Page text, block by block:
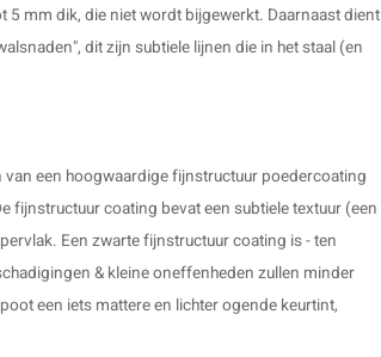
mm dik, die niet wordt bijgewerkt. Daarnaast dient
dit zijn subtiele lijnen die in het staal (en
een hoogwaardige fijnstructuur poedercoating
fijnstructuur coating bevat een subtiele textuur (een
Een zwarte fijnstructuur coating is - ten
& kleine oneffenheden zullen minder
een iets mattere en lichter ogende keurtint,